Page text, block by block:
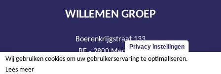
WILLEMEN GROEP
Boerenkrijgstraat 133
BE - 2800 Mechelen
tel +32 15 569 965
Privacy instellingen
Wij gebruiken cookies om uw gebruikerservaring te optimaliseren.
Lees meer